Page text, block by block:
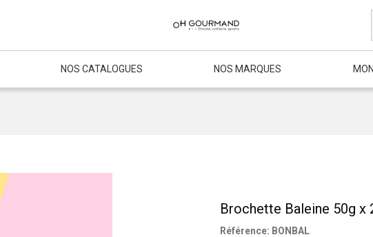
NOS CATALOGUES NOS MARQUES
Brochette Baleine 50g x
Référence: BONBAL